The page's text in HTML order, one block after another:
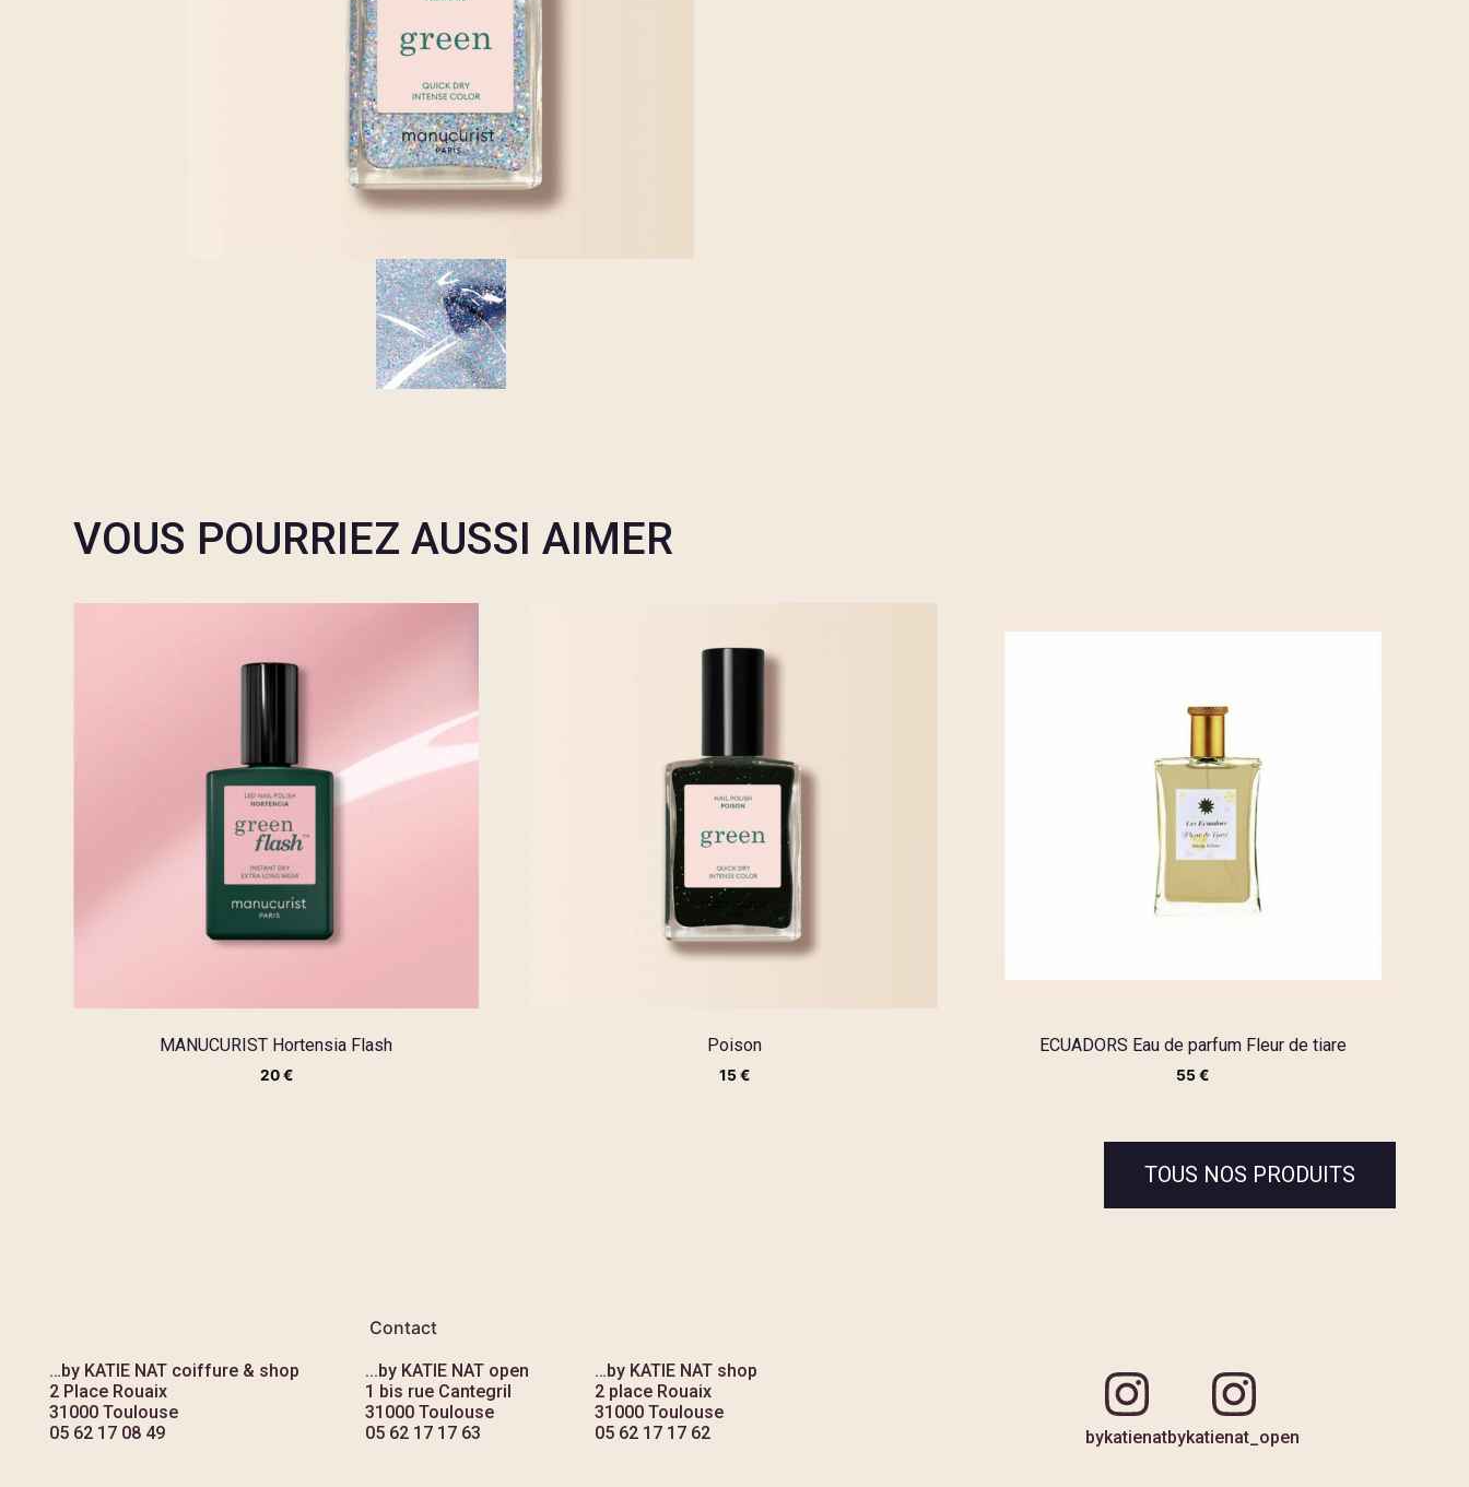
VOUS POURRIEZ AUSSI AIMER
MANUCURIST Hortensia Flash
20€
Poison
15€
ECUADORS Eau de parfum Fleur de tiare
55€
TOUS NOS PRODUITS
Contact
…by KATIE NAT coiffure & shop
2 Place Rouaix
31000 Toulouse
05 62 17 08 49
...by KATIE NAT open
1 bis rue Cantegril
31000 Toulouse
05 62 17 17 63
…by KATIE NAT shop
2 place Rouaix
31000 Toulouse
05 62 17 17 62
bykatienatbykatienat_open